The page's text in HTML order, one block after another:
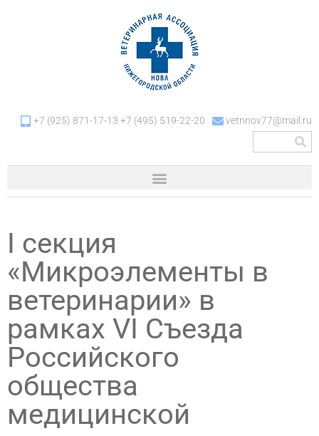
+7 (925) 871-17-13 +7 (495) 519-22-20 vetnnov77@mail.ru
I секция
«Микроэлементы в
ветеринарии» в
рамках VI Съезда
Российского
общества
медицинской